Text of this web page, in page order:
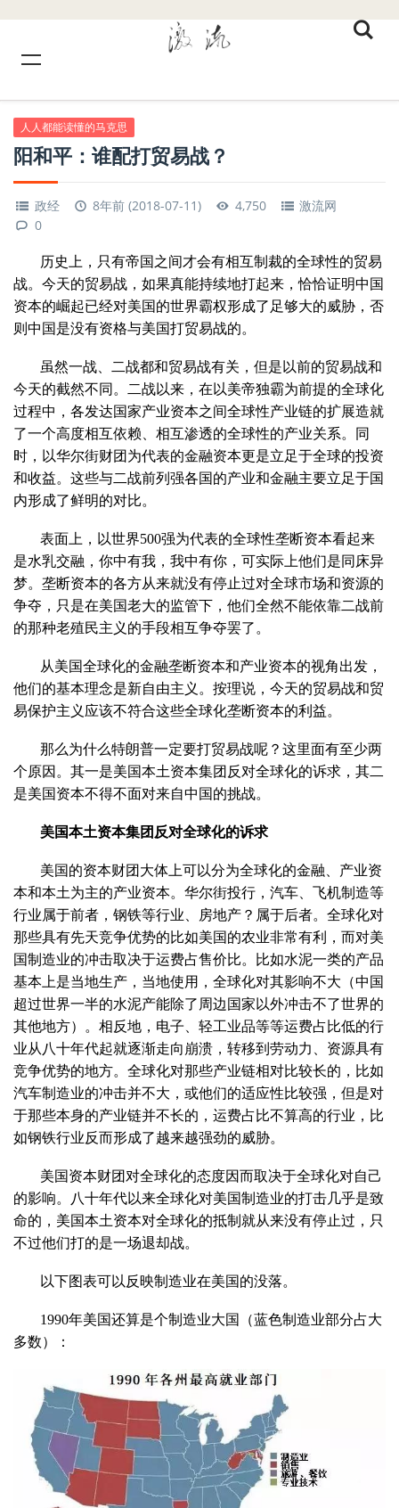
人人都能读懂的马克思
阳和平：谁配打贸易战？
政经 8年前 (2018-07-11) 4,750
激流网
0
历史上，只有帝国之间才会有相互制裁的全球性的贸易
战。今天的贸易战，如果真能持续地打起来，恰恰证明中国
资本的崛起已经对美国的世界霸权形成了足够大的威胁，否
则中国是没有资格与美国打贸易战的。
虽然一战、二战都和贸易战有关，但是以前的贸易战和
今天的截然不同。二战以来，在以美帝独霸为前提的全球化
过程中，各发达国家产业资本之间全球性产业链的扩展造就
了一个高度相互依赖、相互渗透的全球性的产业关系。同
时，以华尔街财团为代表的金融资本更是立足于全球的投资
和收益。这些与二战前列强各国的产业和金融主要立足于国
内形成了鲜明的对比。
表面上，以世界500强为代表的全球性垄断资本看起来
是水乳交融，你中有我，我中有你，可实际上他们是同床异
梦。垄断资本的各方从来就没有停止过对全球市场和资源的
争夺，只是在美国老大的监管下，他们全然不能依靠二战前
的那种老殖民主义的手段相互争夺罢了。
从美国全球化的金融垄断资本和产业资本的视角出发，
他们的基本理念是新自由主义。按理说，今天的贸易战和贸
易保护主义应该不符合这些全球化垄断资本的利益。
那么为什么特朗普一定要打贸易战呢？这里面有至少两
个原因。其一是美国本土资本集团反对全球化的诉求，其二
是美国资本不得不面对来自中国的挑战。
美国本土资本集团反对全球化的诉求
美国的资本财团大体上可以分为全球化的金融、产业资
本和本土为主的产业资本。华尔街投行，汽车、飞机制造等
行业属于前者，钢铁等行业、房地产？属于后者。全球化对
那些具有先天竞争优势的比如美国的农业非常有利，而对美
国制造业的冲击取决于运费占售价比。比如水泥一类的产品
基本上是当地生产，当地使用，全球化对其影响不大（中国
超过世界一半的水泥产能除了周边国家以外冲击不了世界的
其他地方）。相反地，电子、轻工业品等等运费占比低的行
业从八十年代起就逐渐走向崩溃，转移到劳动力、资源具有
竞争优势的地方。全球化对那些产业链相对比较长的，比如
汽车制造业的冲击并不大，或他们的适应性比较强，但是对
于那些本身的产业链并不长的，运费占比不算高的行业，比
如钢铁行业反而形成了越来越强劲的威胁。
美国资本财团对全球化的态度因而取决于全球化对自己
的影响。八十年代以来全球化对美国制造业的打击几乎是致
命的，美国本土资本对全球化的抵制就从来没有停止过，只
不过他们打的是一场退却战。
以下图表可以反映制造业在美国的没落。
1990年美国还算是个制造业大国（蓝色制造业部分占大
多数）：